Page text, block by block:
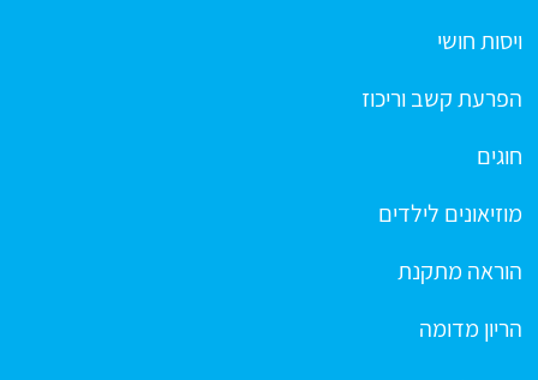
ויסות חושי
הפרעת קשב וריכוז
חוגים
מוזיאונים לילדים
הוראה מתקנת
הריון מדומה